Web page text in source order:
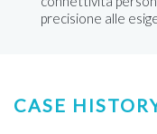
precisione alle
CASE